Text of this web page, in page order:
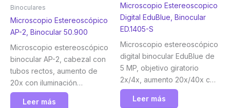
Binoculares
Microscopio Estereoscópico
AP-2, Binocular 50.900
Microscopio estereoscópico
binocular AP-2, cabezal con
tubos rectos, aumento de
20x con iluminación
incidente de 10 W Euromex
Leer más
Microscopio Estereoscopico
Digital EduBlue, Binocular
ED.1405-S
Microscopio estereoscópico
digital binocular EduBlue de
5 MP, objetivo giratorio
2x/4x, aumento 20x/40x con
soporte de piñón y
cremallera con iluminación
Leer más